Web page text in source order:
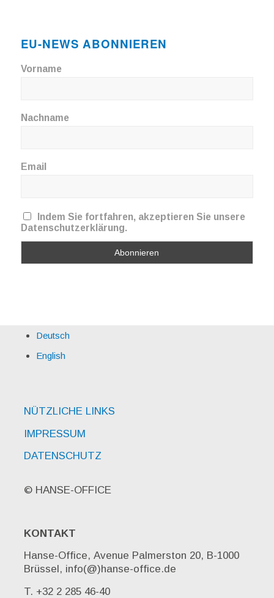
EU-NEWS ABONNIEREN
Vorname
Nachname
Email
Indem Sie fortfahren, akzeptieren Sie unsere
Datenschutzerklärung.
Deutsch
English
NÜTZLICHE LINKS
IMPRESSUM
DATENSCHUTZ
© HANSE-OFFICE
KONTAKT
Hanse-Office, Avenue Palmerston 20, B-1000
Brüssel, info(@)hanse-office.de
T. +32 2 285 46-40